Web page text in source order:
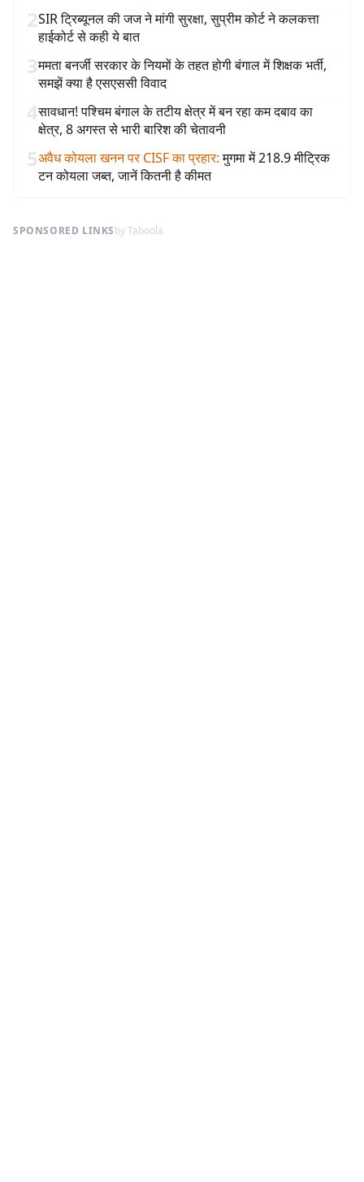
2SIR ट्रिब्यूनल की जज ने मांगी सुरक्षा, सुप्रीम कोर्ट ने कलकत्ता
हाईकोर्ट से कही ये बात
3ममता बनर्जी सरकार के नियमों के तहत होगी बंगाल में शिक्षक भर्ती,
समझें क्या है एसएससी विवाद
4सावधान! पश्चिम बंगाल के तटीय क्षेत्र में बन रहा कम दबाव का
क्षेत्र, 8 अगस्त से भारी बारिश की चेतावनी
5अवैध कोयला खनन पर CISF का प्रहार: मुगमा में 218.9 मीट्रिक
टन कोयला जब्त, जानें कितनी है कीमत
SPONSORED LINKSby Taboola